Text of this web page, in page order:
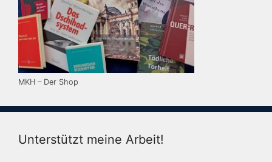
MKH – Der Shop
Unterstützt meine Arbeit!